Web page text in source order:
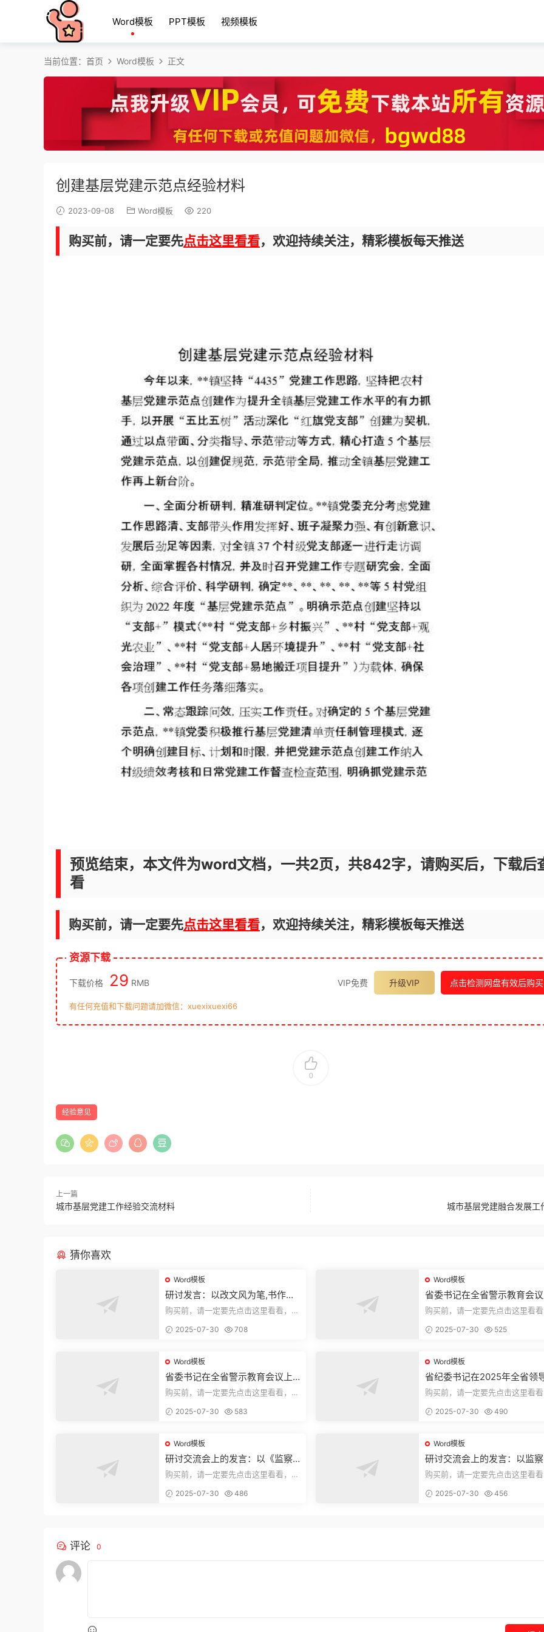
Word模板 PPT模板 视频模板
当前位置： 首页 Word模板 正文
创建基层党建示范点经验材料
2023-09-08 Word模板 220
购买前，请一定要先点击这里看看，欢迎持续关注，精彩模板每天推送
预览结束，本文件为word文档，一共2页，共842字，请购买后，下载后
看
购买前，请一定要先点击这里看看，欢迎持续关注，精彩模板每天推送
资源下载
下载价格 29 RMB VIP免费 升级VIP 点击检测网盘有效后购买
有任何充值和下载问题请加微信：xuexixuexi66
0
经验意见
上一篇
城市基层党建工作经验交流材料 城市基层党建融合发展工
猜你喜欢
Word模板
研讨发言：以改文风为笔,书作风
建设“必修课”
购买前，请一定要先点击这里看看，欢
束，本文...
2025-07-30 708
Word模板
省委书记在全省警示教育会
的讲话.1
购买前，请一定要先点击这里看
束，本文...
2025-07-30 525
Word模板
省委书记在全省警示教育会议上
的讲话
购买前，请一定要先点击这里看看，欢
束，本文...
2025-07-30 583
Word模板
省纪委书记在2025年全省领
部警示教育会上的讲话.1
购买前，请一定要先点击这里看
束，本文...
2025-07-30 490
Word模板
研讨交流会上的发言：以《监察
法实施条例》为纲,推动巡察工作
购买前，请一定要先点击这里看看，欢
束，本文...
2025-07-30 486
Word模板
研讨交流会上的发言：以监
实施条例为纲推动巡察工作
购买前，请一定要先点击这里看
束，本文...
2025-07-30 456
评论 0